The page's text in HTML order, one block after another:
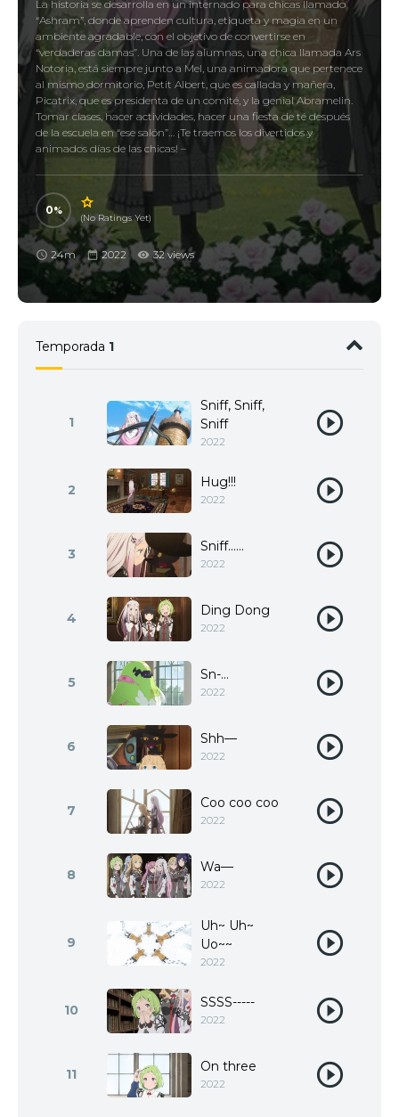
La historia se desarrolla en un internado para chicas llamado
“Ashram”, donde aprenden cultura, etiqueta y magia en un
ambiente agradable, con el objetivo de convertirse en
“verdaderas damas”. Una de las alumnas, una chica llamada Ars
Notoria, está siempre junto a Mel, una animadora que pertenece
al mismo dormitorio, Petit Albert, que es callada y mañera,
Picatrix, que es presidenta de un comité, y la genial Abramelin.
Tomar clases, hacer actividades, hacer una fiesta de té después
de la escuela en “ese salón”… ¡Te traemos los divertidos y
animados días de las chicas! –
0
(No Ratings Yet)
24m 2022 32 views
Temporada 1
1
Sniff, Sniff,
Sniff
2022
2 Hug!!!
2022
3 Sniff......
2022
4 Ding Dong
2022
5 Sn-...
2022
6 Shh—
2022
7 Coo coo coo
2022
8 Wa—
2022
9
Uh~ Uh~
Uo~~
2022
10 SSSS-----
2022
11 On three
2022